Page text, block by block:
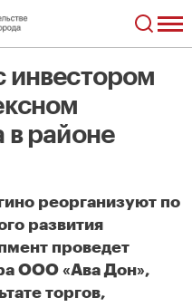
инвестором
в районе
реорганизуют по
развития
проведет
ООО «Ава Дон»,
торгов,